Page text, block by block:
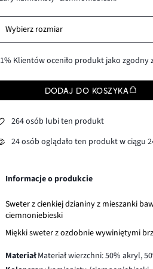
Wybierz rozmiar
Klientów oceniło produkt jako zgodny
DODAJ DO KOSZYKA
264 osób lubi ten produkt
24 osób oglądało ten produkt w ciągu
Informacje o produkcie
Sweter z cienkiej dzianiny z mieszanki
ciemnoniebieski
Miękki sweter z ozdobnie wywiniętymi
MateriałMateriał wierzchni: 50% akryl,